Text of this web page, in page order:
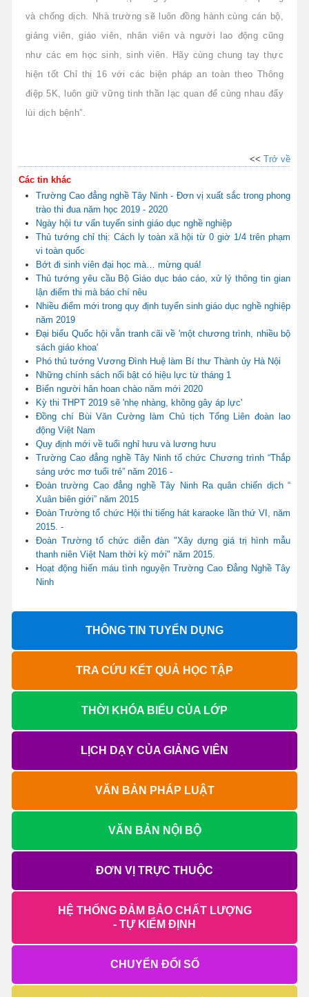
và chống dịch. Nhà trường sẽ luôn đồng hành cùng cán bộ,
giảng viên, giáo viên, nhân viên và người lao động cũng
như các em học sinh, sinh viên. Hãy cùng chung tay thực
hiện tốt Chỉ thị 16 với các biện pháp an toàn theo Thông
điệp 5K, luôn giữ vững tinh thần lạc quan để cùng nhau đẩy
lùi dịch bệnh”.
<< Trở về
Các tin khác
Trường Cao đẳng nghề Tây Ninh - Đơn vị xuất sắc trong phong
trào thi đua năm học 2019 - 2020
Ngày hội tư vấn tuyển sinh giáo dục nghề nghiệp
Thủ tướng chỉ thị: Cách ly toàn xã hội từ 0 giờ 1/4 trên phạm
vi toàn quốc
Bớt đi sinh viên đại học mà… mừng quá!
Thủ tướng yêu cầu Bộ Giáo dục báo cáo, xử lý thông tin gian
lận điểm thi mà báo chí nêu
Nhiều điểm mới trong quy định tuyển sinh giáo dục nghề nghiệp
năm 2019
Đại biểu Quốc hội vẫn tranh cãi về 'một chương trình, nhiều bộ
sách giáo khoa'
Phó thủ tướng Vương Đình Huệ làm Bí thư Thành ủy Hà Nội
Những chính sách nổi bật có hiệu lực từ tháng 1
Biển người hân hoan chào năm mới 2020
Kỳ thi THPT 2019 sẽ 'nhẹ nhàng, không gây áp lực'
Đồng chí Bùi Văn Cường làm Chủ tịch Tổng Liên đoàn lao
động Việt Nam
Quy định mới về tuổi nghỉ hưu và lương hưu
Trường Cao đẳng nghề Tây Ninh tổ chức Chương trình “Thắp
sáng ước mơ tuổi trẻ” năm 2016 -
Đoàn trường Cao đẳng nghề Tây Ninh Ra quân chiến dịch “
Xuân biên giới” năm 2015
Đoàn Trường tổ chức Hội thi tiếng hát karaoke lần thứ VI, năm
2015. -
Đoàn Trường tổ chức diễn đàn "Xây dựng giá trị hình mẫu
thanh niên Việt Nam thời kỳ mới" năm 2015.
Hoạt động hiến máu tình nguyện Trường Cao Đẳng Nghề Tây
Ninh
THÔNG TIN TUYỂN DỤNG
TRA CỨU KẾT QUẢ HỌC TẬP
THỜI KHÓA BIỂU CỦA LỚP
LỊCH DẠY CỦA GIẢNG VIÊN
VĂN BẢN PHÁP LUẬT
VĂN BẢN NỘI BỘ
ĐƠN VỊ TRỰC THUỘC
HỆ THỐNG ĐẢM BẢO CHẤT LƯỢNG
- TỰ KIỂM ĐỊNH
CHUYỂN ĐỔI SỐ